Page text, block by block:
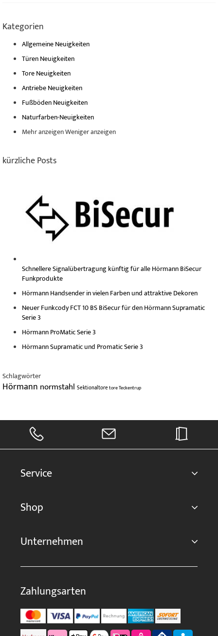
Kategorien
Allgemeine Neuigkeiten
Türen Neuigkeiten
Tore Neuigkeiten
Antriebe Neuigkeiten
Fußböden Neuigkeiten
Naturfarben-Neuigkeiten
Mehr anzeigenWeniger anzeigen
kürzliche Posts
Schnellere Signalübertragung künftig für alle Hörmann BiSecur
Funkprodukte
Hörmann Handsender in vielen Farben und attraktive Dekoren
Neuer Funkcody FCT 10 BS BiSecur für den Hörmann Supramatic
Serie 3
Hörmann ProMatic Serie 3
Hörmann Supramatic und Promatic Serie 3
Schlagwörter
Hörmann normstahl SektionaltoretoreTeckentrup
Service
Shop
Unternehmen
Zahlungsarten